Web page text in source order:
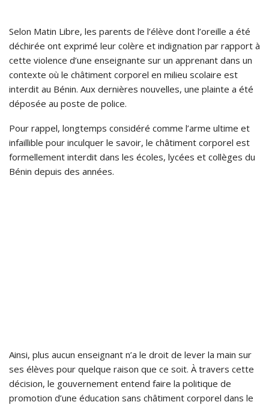
Selon Matin Libre, les parents de l’élève dont l’oreille a été
déchirée ont exprimé leur colère et indignation par rapport à
cette violence d’une enseignante sur un apprenant dans un
contexte où le châtiment corporel en milieu scolaire est
interdit au Bénin. Aux dernières nouvelles, une plainte a été
déposée au poste de police.
Pour rappel, longtemps considéré comme l’arme ultime et
infaillible pour inculquer le savoir, le châtiment corporel est
formellement interdit dans les écoles, lycées et collèges du
Bénin depuis des années.
Ainsi, plus aucun enseignant n’a le droit de lever la main sur
ses élèves pour quelque raison que ce soit. À travers cette
décision, le gouvernement entend faire la politique de
promotion d’une éducation sans châtiment corporel dans le